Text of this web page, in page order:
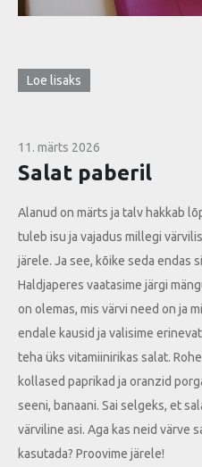
Loe lisaks
11. märts 2026
Salat paberil
Alanud on märts ja talv hakkab
tuleb isu ja vajadus millegi
järele. Ja see, kõike seda endas
Haldjaperes vaatasime järgi
on olemas, mis värvi need on ja
endale kausid ja valisime
teha üks vitamiinirikas salat.
kollased paprikad ja oranzid
seeni, banaani. Sai selgeks, et
värviline asi. Aga kas neid värve
kasutada? Proovime järele!